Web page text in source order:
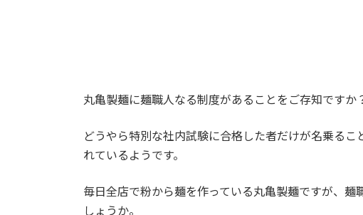
丸亀製麺に麺職人なる制度があることをご存知ですか
どうやら特別な社内試験に合格した者だけが名乗る
れているようです。
毎日全店で粉から麺を作っている丸亀製麺ですが、
しょうか。